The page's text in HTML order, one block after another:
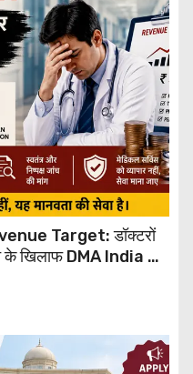
Target: डॉक्टरों
खिलाफ DMA India का
की मांग